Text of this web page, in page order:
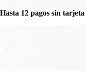
Hasta 12 pagos sin tarjeta